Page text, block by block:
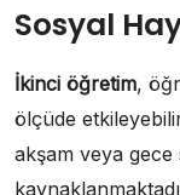
Sosyal
İkinci öğretim,
ölçüde
akşam veya